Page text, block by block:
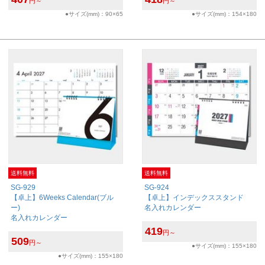
●サイズ(mm)：90×65 ●サイズ(mm)：154×180
送料無料
SG-929
【卓上】6Weeks Calendar(ブル
ー)
名入れカレンダー
509円～
●サイズ(mm)：155×180
送料無料
SG-924
【卓上】インデックススタンド
名入れカレンダー
419円～
●サイズ(mm)：155×180